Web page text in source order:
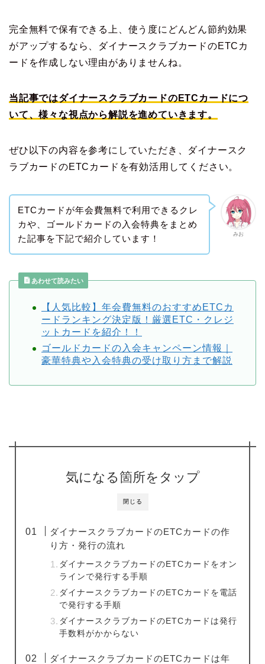
完全無料で保有できる上、使う度にどんどん節約効果
がアップするなら、ダイナースクラブカードのETCカ
ードを作成しない理由がありませんね。
当記事ではダイナースクラブカードのETCカードにつ
いて、様々な視点から解説を進めていきます。
ぜひ以下の内容を参考にしていただき、ダイナースク
ラブカードのETCカードを有効活用してください。
みお
ETCカードが年会費無料で利用できるクレ
カや、ゴールドカードの入会特典をまとめ
た記事を下記で紹介しています！
あわせて読みたい
【人気比較】年会費無料のおすすめETCカ
ードランキング決定版！厳選ETC・クレジ
ットカードを紹介！！
ゴールドカードの入会キャンペーン情報｜
豪華特典や入会特典の受け取り方まで解説
閉じる
気になる箇所をタップ
ダイナースクラブカードのETCカードの作
り方・発行の流れ
ダイナースクラブカードのETCカードをオン
ラインで発行する手順
ダイナースクラブカードのETCカードを電話
で発行する手順
ダイナースクラブカードのETCカードは発行
手数料がかからない
ダイナースクラブカードのETCカードは年